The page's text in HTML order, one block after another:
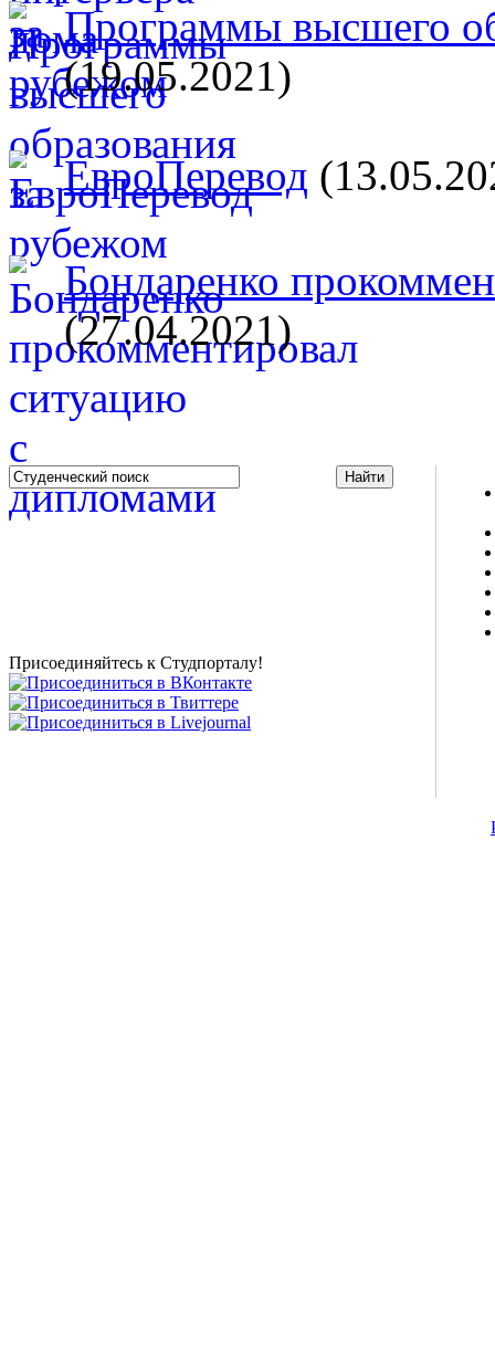
Программы высшего
(19.05.2021)
ЕвроПеревод
Бондаренко
(27.04.2021)
Studportal.net.ua - неофициальный студенческий сайт
Присоединяйтесь к Студпорталу!